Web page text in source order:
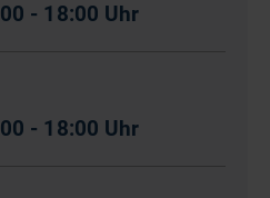
- 18:00 Uhr
- 18:00 Uhr